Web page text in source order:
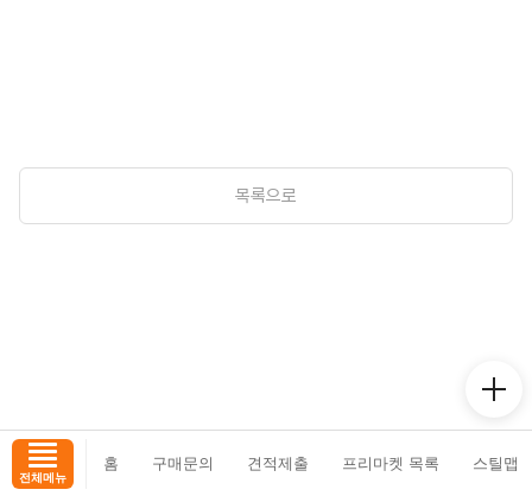
목록으로
전체메뉴
홈 구매문의 견적제출 프리마켓 목록 스틸맵